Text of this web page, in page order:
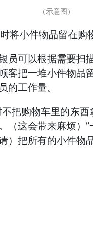
（示意图）
小件物品留在购
可以根据需要扫
客把一堆小件物品
的工作量。
购物车里的东西
（这会带来麻烦）
）把所有的小件物